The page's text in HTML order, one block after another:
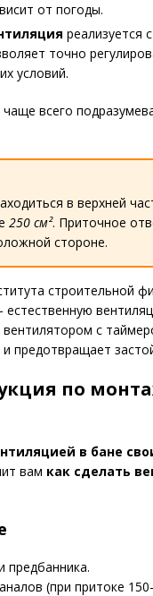
от погоды.
реализуется
точно
условий.
чаще всего
в верхней
250 см². Приточное
стороне.
строительной
с
предотвращает
по
в бане
вам как сделать
предбанника.
(при притоке